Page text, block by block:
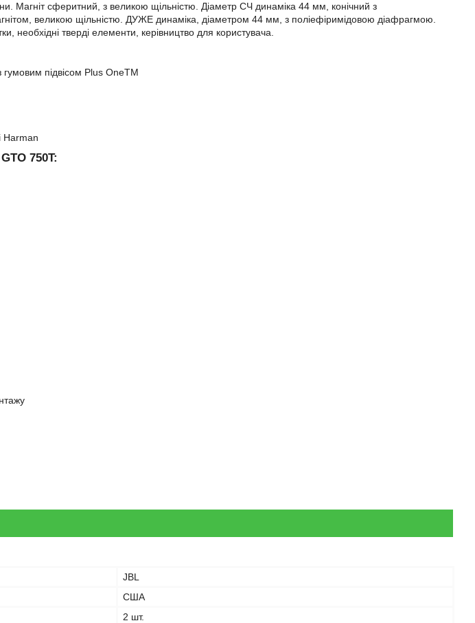
Магніт сферитний, з великою щільністю. Діаметр СЧ динаміка 44 мм, конічний з
великою щільністю. ДУЖЕ динаміка, діаметром 44 мм, з поліефіримідовою діафрагмою.
необхідні тверді елементи, керівництво для користувача.
гумовим підвісом Plus OneTM
Harman
750T:
JBL
США
2 шт.